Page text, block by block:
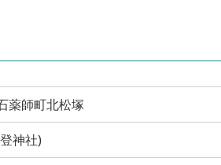
薬師町北松塚
神社)